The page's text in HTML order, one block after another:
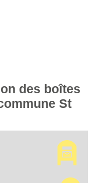
des boîtes
St